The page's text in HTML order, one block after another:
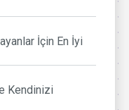
İçin En İyi
Kendinizi